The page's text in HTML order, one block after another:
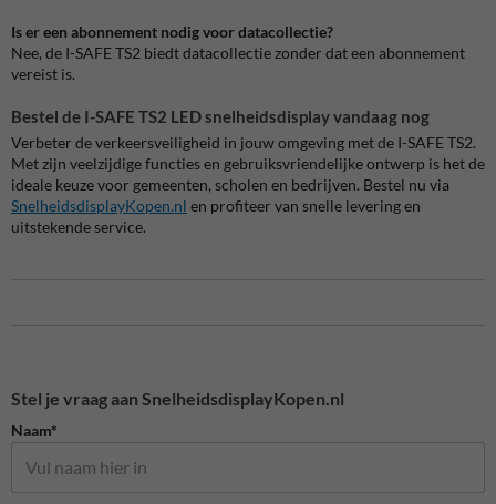
Is er een abonnement nodig voor datacollectie?
Nee, de I-SAFE TS2 biedt datacollectie zonder dat een abonnement
vereist is.
Bestel de I-SAFE TS2 LED snelheidsdisplay vandaag nog
Verbeter de verkeersveiligheid in jouw omgeving met de I-SAFE TS2.
Met zijn veelzijdige functies en gebruiksvriendelijke ontwerp is het de
ideale keuze voor gemeenten, scholen en bedrijven. Bestel nu via
SnelheidsdisplayKopen.nl en profiteer van snelle levering en
uitstekende service.
Stel je vraag aan SnelheidsdisplayKopen.nl
Naam*